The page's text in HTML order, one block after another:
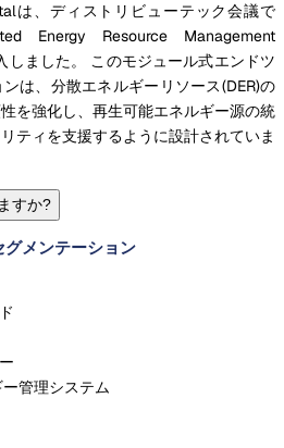
は、ディストリビューテック会議で
Energy Resource Management
しました。 このモジュール式エンドツ
は、分散エネルギーリソース(DER)の
を強化し、再生可能エネルギー源の統
ティを支援するように設計されていま
すか?
メンテーション
管理システム